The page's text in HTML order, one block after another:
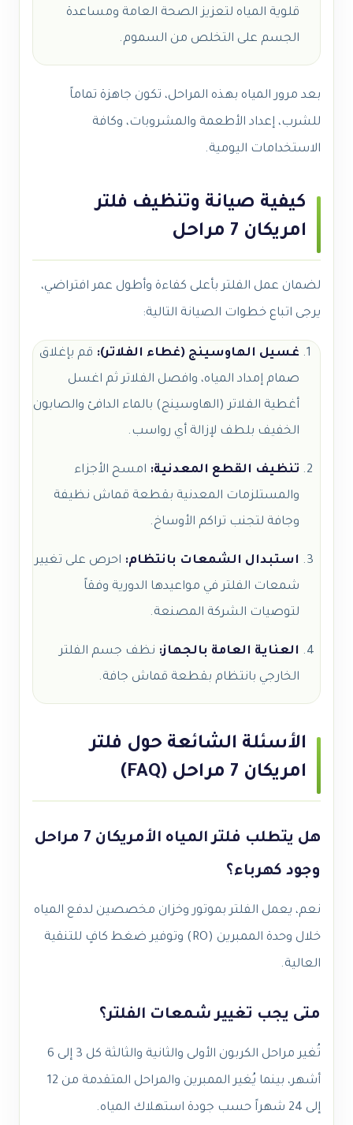
قلوية المياه لتعزيز الصحة العامة ومساعدة
الجسم على التخلص من السموم.
بعد مرور المياه بهذه المراحل، تكون جاهزة تماماً
للشرب، إعداد الأطعمة والمشروبات، وكافة
الاستخدامات اليومية.
كيفية صيانة وتنظيف فلتر
امريكان 7 مراحل
لضمان عمل الفلتر بأعلى كفاءة وأطول عمر افتراضي،
يرجى اتباع خطوات الصيانة التالية:
غسيل الهاوسينج (غطاء الفلاتر): قم بإغلاق
صمام إمداد المياه، وافصل الفلاتر ثم اغسل
أغطية الفلاتر (الهاوسينج) بالماء الدافئ والصابون
الخفيف بلطف لإزالة أي رواسب.
تنظيف القطع المعدنية: امسح الأجزاء
والمستلزمات المعدنية بقطعة قماش نظيفة
وجافة لتجنب تراكم الأوساخ.
استبدال الشمعات بانتظام: احرص على تغيير
شمعات الفلتر في مواعيدها الدورية وفقاً
لتوصيات الشركة المصنعة.
العناية العامة بالجهاز: نظف جسم الفلتر
الخارجي بانتظام بقطعة قماش جافة.
الأسئلة الشائعة حول فلتر
امريكان 7 مراحل (FAQ)
هل يتطلب فلتر المياه الأمريكان 7 مراحل
وجود كهرباء؟
نعم، يعمل الفلتر بموتور وخزان مخصصين لدفع المياه
خلال وحدة الممبرين (RO) وتوفير ضغط كافٍ للتنقية
العالية.
متى يجب تغيير شمعات الفلتر؟
تُغير مراحل الكربون الأولى والثانية والثالثة كل 3 إلى 6
أشهر، بينما يُغير الممبرين والمراحل المتقدمة من 12
إلى 24 شهراً حسب جودة استهلاك المياه.